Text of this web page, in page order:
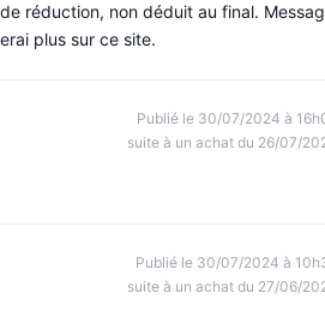
réduction, non déduit au final.
plus sur ce site.
Publié le 30/07/2024 à
suite à un achat du 26/07/
Publié le 30/07/2024 à
suite à un achat du 27/06/